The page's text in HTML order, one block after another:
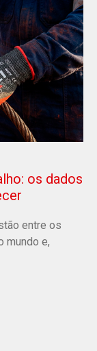
os dados
entre os
mundo e,